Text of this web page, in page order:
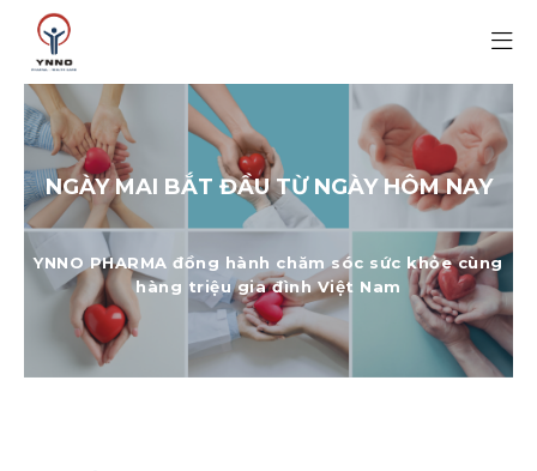
NGÀY MAI BẮT ĐẦU TỪ NGÀY HÔM NAY
YNNO PHARMA đồng hành chăm sóc sức khỏe cùng
hàng triệu gia đình Việt Nam